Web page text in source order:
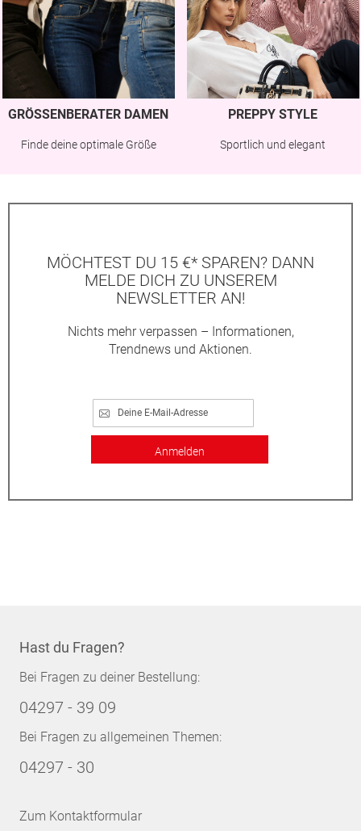
GRÖSSENBERATER DAMEN
Finde deine optimale Größe
PREPPY STYLE
Sportlich und elegant
MÖCHTEST DU 15 €* SPAREN? DANN
MELDE DICH ZU UNSEREM
NEWSLETTER AN!
Nichts mehr verpassen – Informationen,
Trendnews und Aktionen.
Anmelden
Hast du Fragen?
Bei Fragen zu deiner Bestellung:
04297 - 39 09
Bei Fragen zu allgemeinen Themen:
04297 - 30
Zum Kontaktformular